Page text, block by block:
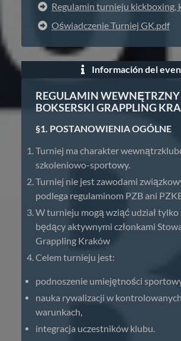
Regulamin turnieju kickboxing,
Oświadczenie Turniej GK.pdf
Información del
REGULAMIN WEWNĘTRZNY
BOKSERSKI GRAPPLING
§1. POSTANOWIENIA OGÓLNE
Turniej ma charakter
szkoleniowo-sportowy.
Turniej nie jest zawodami
podlega regulaminom PZB ani
W turnieju mogą wziąć udział
będący aktywnymi członkami
Grappling Kraków
Celem turnieju jest:
podnoszenie umiejętności
nauka rywalizacji w kontrolowanych
warunkach,
integracja uczestników klubu.